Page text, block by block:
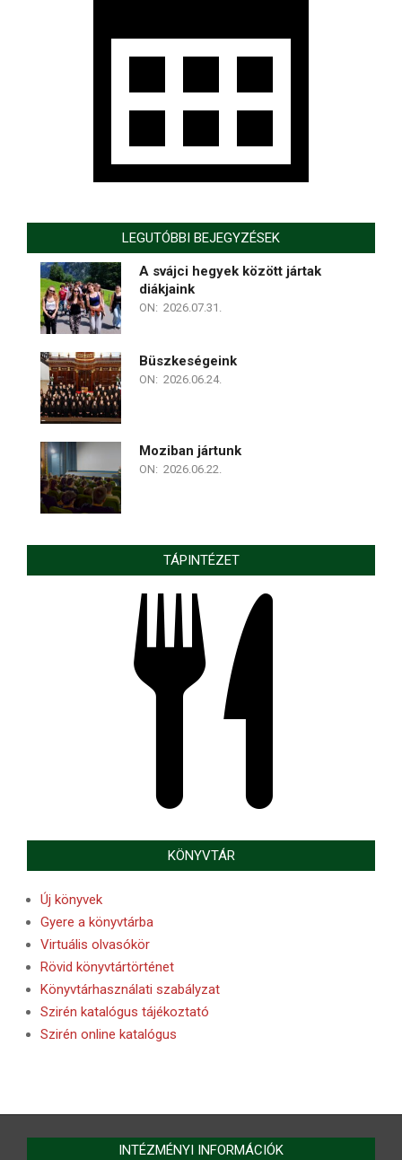
LEGUTÓBBI BEJEGYZÉSEK
A svájci hegyek között jártak
diákjaink
ON: 2026.07.31.
Büszkeségeink
ON: 2026.06.24.
Moziban jártunk
ON: 2026.06.22.
TÁPINTÉZET
KÖNYVTÁR
Új könyvek
Gyere a könyvtárba
Virtuális olvasókör
Rövid könyvtártörténet
Könyvtárhasználati szabályzat
Szirén katalógus tájékoztató
Szirén online katalógus
INTÉZMÉNYI INFORMÁCIÓK